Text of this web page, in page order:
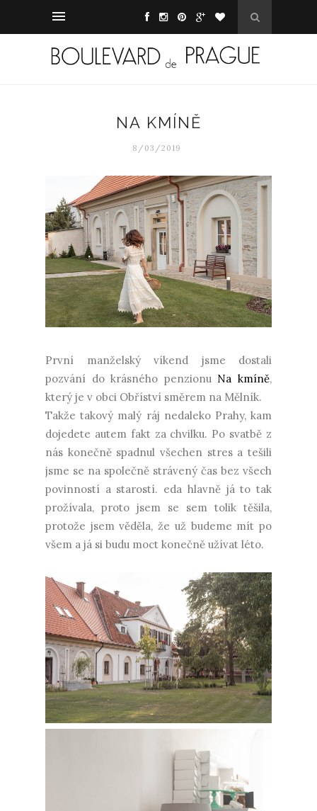
NA KMÍNĚ
8/03/2019
První manželský víkend jsme dostali
pozvání do krásného penzionu Na kmíně,
který je v obci Obříství směrem na Mělník.
Takže takový malý ráj nedaleko Prahy, kam
dojedete autem fakt za chvilku. Po svatbě z
nás konečně spadnul všechen stres a tešili
jsme se na společně strávený čas bez všech
povinností a starostí. eda hlavně já to tak
prožívala, proto jsem se sem tolik těšila,
protože jsem věděla, že už budeme mít po
všem a já si budu moct konečně užívat léto.